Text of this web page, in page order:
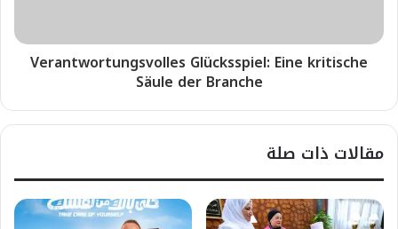
Verantwortungsvolles Glücksspiel: Eine kritische
Säule der Branche
مقالات ذات صلة